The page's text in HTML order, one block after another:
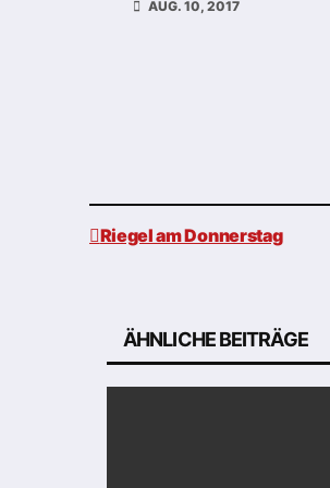
AUG. 10, 2017
Riegel am Donnerstag
ÄHNLICHE BEITRÄGE